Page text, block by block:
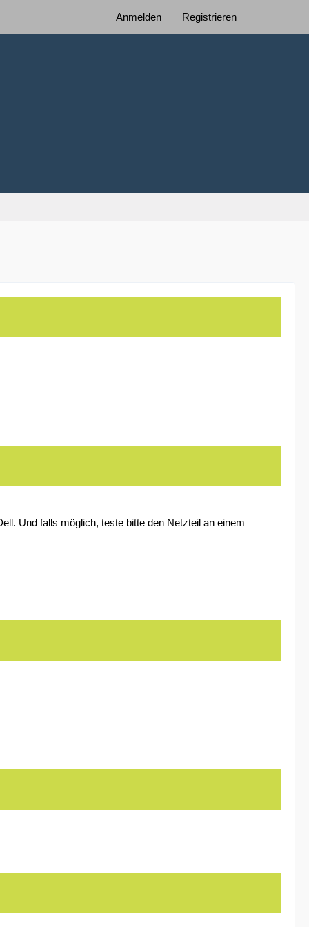
Anmelden Registrieren
Und falls möglich, teste bitte den Netzteil an einem